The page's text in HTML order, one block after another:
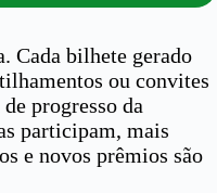
Cada bilhete gerado
ou convites
progresso da
participam, mais
e novos prêmios são